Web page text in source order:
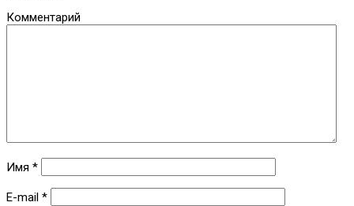
Комментарий
Имя *
E-mail *